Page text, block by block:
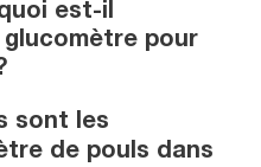
est-il
pour
sont les
de pouls dans